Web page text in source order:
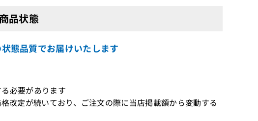
品状態
態品質でお届けいたします
必要があります
定が続いており、ご注文の際に当店掲載額から変動する